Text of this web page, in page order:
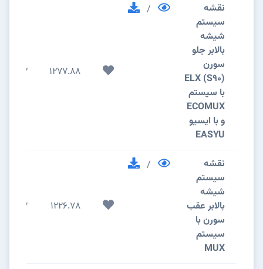
نقشه
سیستم
شیشه
بالابر جلو
سورن
(S90) ELX
با سیستم
ECOMUX
و با ایسیو
EASYU
/
1277.88
2
نقشه
سیستم
شیشه
بالابر عقب
سورن با
سیستم
MUX
/
1226.78
2